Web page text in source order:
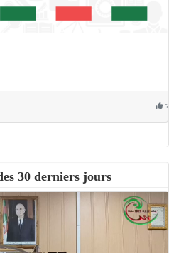
5
30 derniers jours